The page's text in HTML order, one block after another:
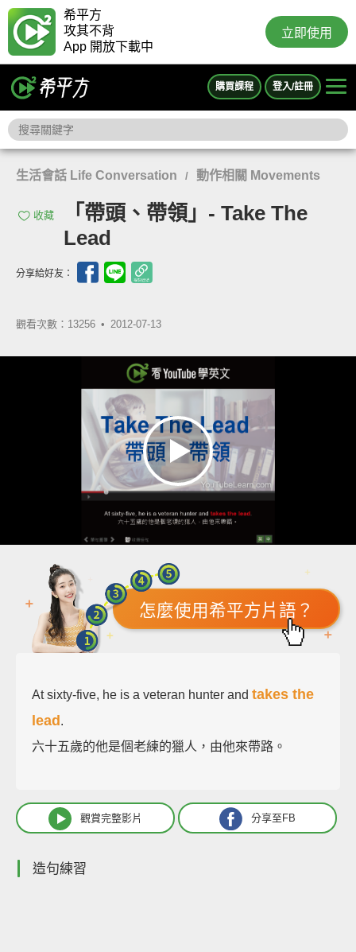
希平方
攻其不背
App 開放下載中
立即使用
購買課程 登入/註冊
生活會話 Life Conversation / 動作相關 Movements
收藏
「帶頭、帶領」- Take The
Lead
分享給好友：
觀看次數：13256 • 2012-07-13
怎麼使用希平方片語？
At sixty-five, he is a veteran hunter and takes the
lead .
六十五歲的他是個老練的獵人，由他來帶路。
觀賞完整影片 分享至FB
造句練習